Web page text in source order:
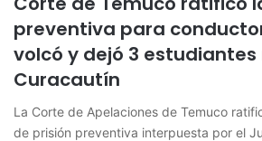
preventiva para
volcó y dejó 3
Curacautín
La Corte de Apelaciones de Temuco
de prisión preventiva interpuesta por el